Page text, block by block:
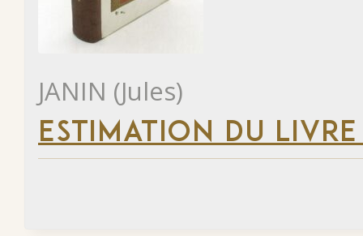
JANIN (Jules)
ESTIMATION DU